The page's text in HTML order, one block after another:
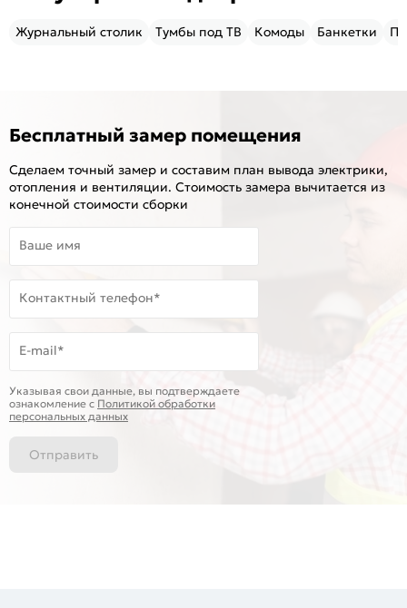
Журнальный столик Тумбы под ТВ Комоды Банкетки
Бесплатный замер помещения
Сделаем точный замер и составим план вывода электрики,
отопления и вентиляции. Стоимость замера вычитается из
конечной стоимости сборки
Ваше имя
Контактный телефон*
E-mail*
Указывая свои данные, вы подтверждаете
ознакомление c Политикой обработки
персональных данных
Отправить